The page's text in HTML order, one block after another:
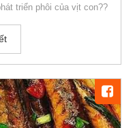
triển phôi của vịt con??